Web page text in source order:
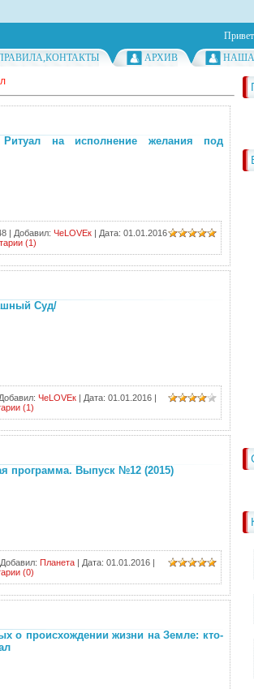
АРХИВ НАША
Ритуал на исполнение желания под
| Добавил: ЧеLOVEк| Дата: 01.01.2016
(1)
Суд/
Добавил: ЧеLOVEк| Дата: 01.01.2016 |
(1)
программа. Выпуск №12 (2015)
Добавил: Планета| Дата: 01.01.2016 |
(0)
о происхождении жизни на Земле: кто-